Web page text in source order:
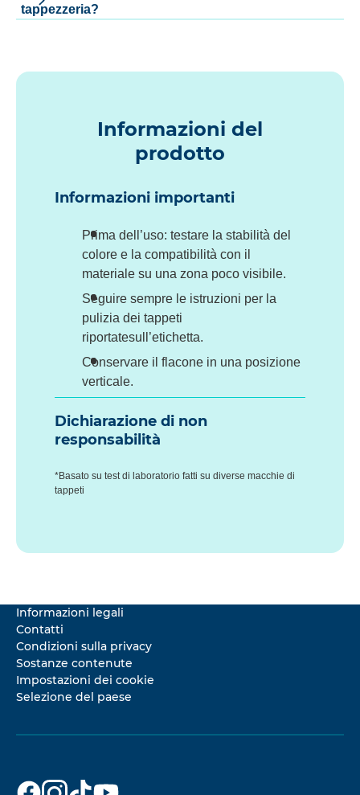
tappezzeria?
Informazioni del
prodotto
Informazioni importanti
Prima dell’uso: testare la stabilità del
colore e la compatibilità con il
materiale su una zona poco visibile.
Seguire sempre le istruzioni per la
pulizia dei tappeti
riportatesull’etichetta.
Conservare il flacone in una posizione
verticale.
Dichiarazione di non
responsabilità
*Basato su test di laboratorio fatti su diverse macchie di
tappeti
Informazioni legali
Contatti
Condizioni sulla privacy
Sostanze contenute
Impostazioni dei cookie
Selezione del paese
Dr. Beckmann
Dr. Beckmann
Dr. Beckmann
Dr. Beckmann